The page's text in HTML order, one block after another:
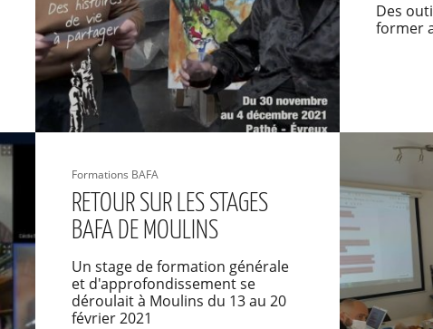
Des
former
Formations BAFA
RETOUR SUR LES STAGES
BAFA DE MOULINS
Un stage de formation générale
et d'approfondissement se
déroulait à Moulins du 13 au 20
février 2021